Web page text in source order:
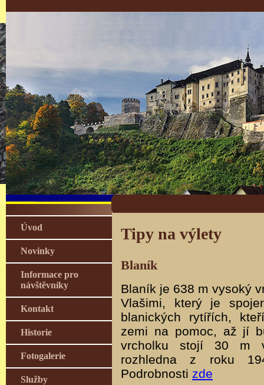
Úvod
Novinky
Informace pro
návštěvníky
Kontakt
Historie
Fotogalerie
Služby
Tipy na výlety
Blaník
Blaník je 638 m vysoký
Vlašimi, který je
blanických rytířích,
zemi na pomoc, až jí
vrcholku stojí 30 m
rozhledna z roku
Podrobnosti zde